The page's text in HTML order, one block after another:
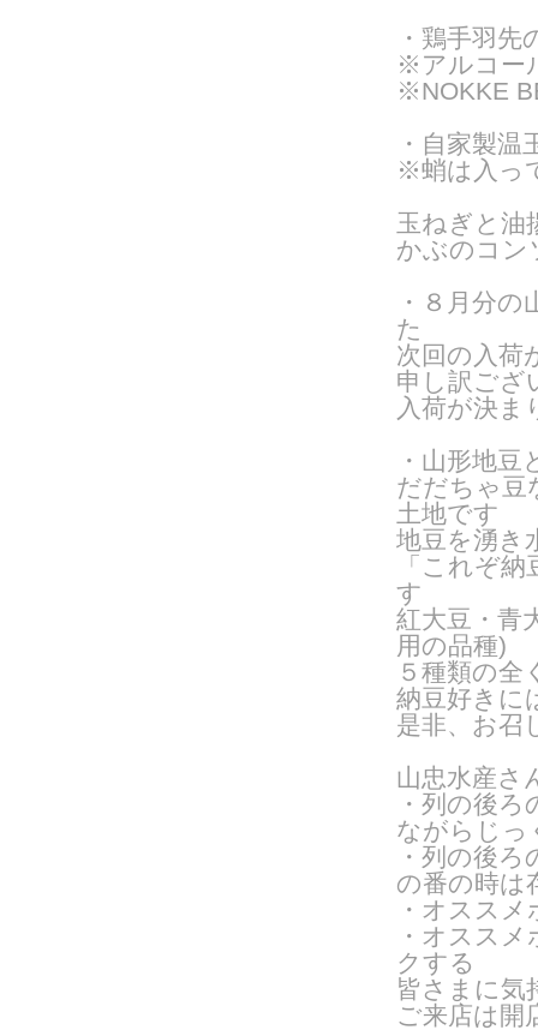
・ 鶏手羽先
※アルコー
※NOKKE
・自家製
※蛸は入っ
玉ねぎと油
かぶのコン
・８月分
た
次回の入荷
申し訳ござ
入荷が決
・山形地
だだちゃ豆
土地です
地豆を湧き
「これぞ
す
紅大豆・青
用の品種)
５種類の全
納豆好きに
是非、お召
山忠水産さ
・列の後
ながらじっ
・列の後
の番の時は
・オスス
・オスス
クする
皆さまに気
ご来店は開